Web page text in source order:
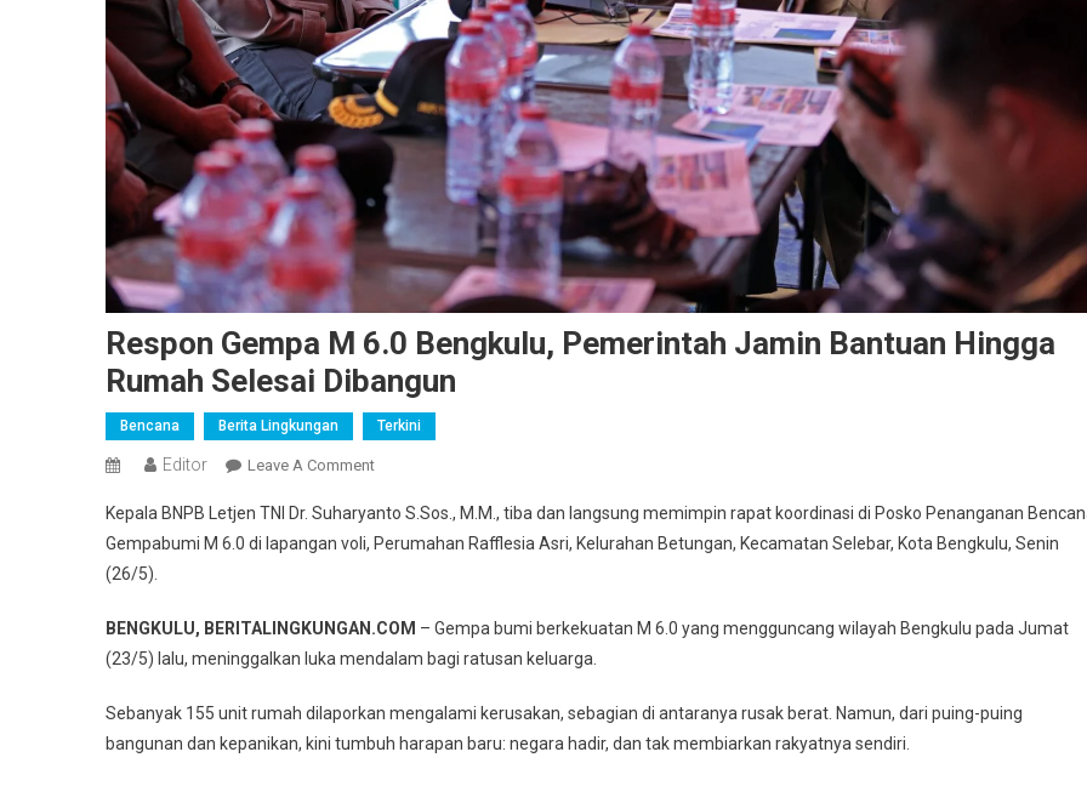
Respon Gempa M 6.0 Bengkulu, Pemerintah Jamin Bantuan Hingga
Rumah Selesai Dibangun
Bencana Berita Lingkungan Terkini
Editor Leave A CommentOn
Gempa
M
Pemerintah
Jamin
Hingga
Rumah
Kepala BNPB Letjen TNI Dr. Suharyanto S.Sos., M.M., tiba dan langsung memimpin rapat koordinasi di Posko Penanganan
Gempabumi M 6.0 di lapangan voli, Perumahan Rafflesia Asri, Kelurahan Betungan, Kecamatan Selebar, Kota Bengkulu, Senin
(26/5).
BENGKULU, BERITALINGKUNGAN.COM – Gempa bumi berkekuatan M 6.0 yang mengguncang wilayah Bengkulu pada Jumat
(23/5) lalu, meninggalkan luka mendalam bagi ratusan keluarga.
Sebanyak 155 unit rumah dilaporkan mengalami kerusakan, sebagian di antaranya rusak berat. Namun, dari puing-puing
bangunan dan kepanikan, kini tumbuh harapan baru: negara hadir, dan tak membiarkan rakyatnya sendiri.